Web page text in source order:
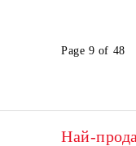
Page 9 of 48
Най-